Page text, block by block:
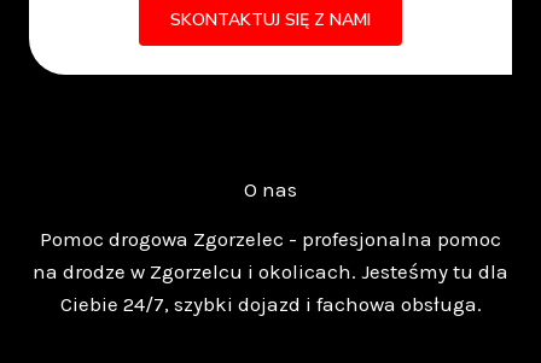
SKONTAKTUJ SIĘ Z NAMI
O nas
Pomoc drogowa Zgorzelec - profesjonalna pomoc
na drodze w Zgorzelcu i okolicach. Jesteśmy tu dla
Ciebie 24/7, szybki dojazd i fachowa obsługa.